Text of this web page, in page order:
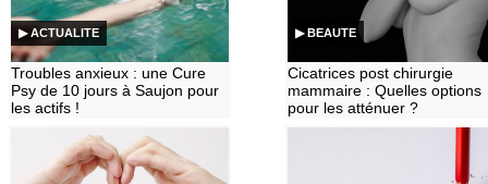
▶ ACTUALITE
Troubles anxieux : une Cure
Psy de 10 jours à Saujon pour
les actifs !
▶ BEAUTE
Cicatrices post chirurgie
mammaire : Quelles options
pour les atténuer ?